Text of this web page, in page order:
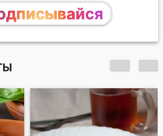
Бутерброды
"Окошки"